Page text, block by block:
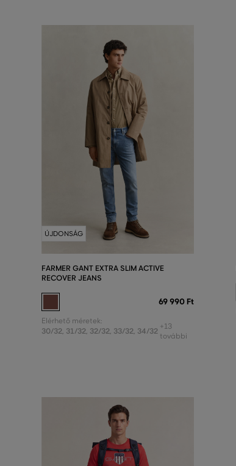
ÚJDONSÁG
FARMER GANT EXTRA SLIM ACTIVE
RECOVER JEANS
69 990 Ft
Elérhető méretek:
30/32, 31/32, 32/32, 33/32, 34/32 +13
további